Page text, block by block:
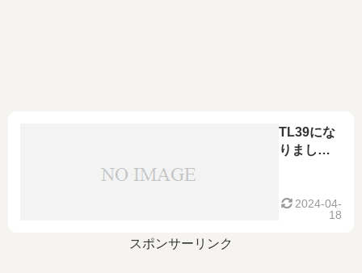
TL39にな
りました
GOに思う
2024-04-
18
スポンサーリンク